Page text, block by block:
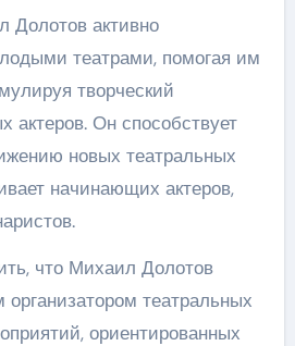
Долотов активно
театрами, помогая им
творческий
актеров. Он способствует
новых театральных
начинающих актеров,
что Михаил Долотов
организатором театральных
ориентированных